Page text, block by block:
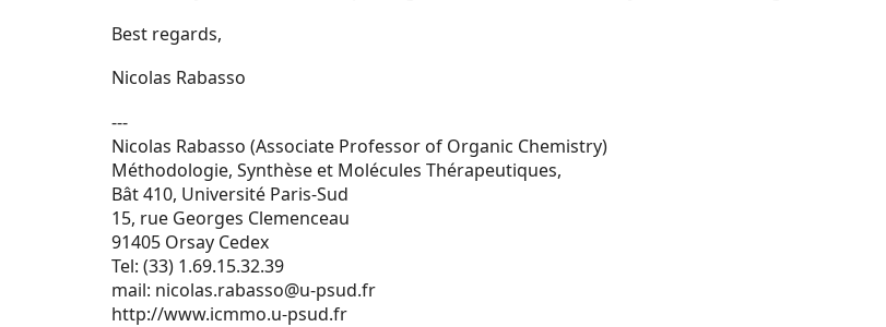
Best regards,
Nicolas Rabasso
---
Nicolas Rabasso (Associate Professor of Organic Chemistry)
Méthodologie, Synthèse et Molécules Thérapeutiques,
Bât 410, Université Paris-Sud
15, rue Georges Clemenceau
91405 Orsay Cedex
Tel: (33) 1.69.15.32.39
mail: nicolas.rabasso@u-psud.fr
http://www.icmmo.u-psud.fr